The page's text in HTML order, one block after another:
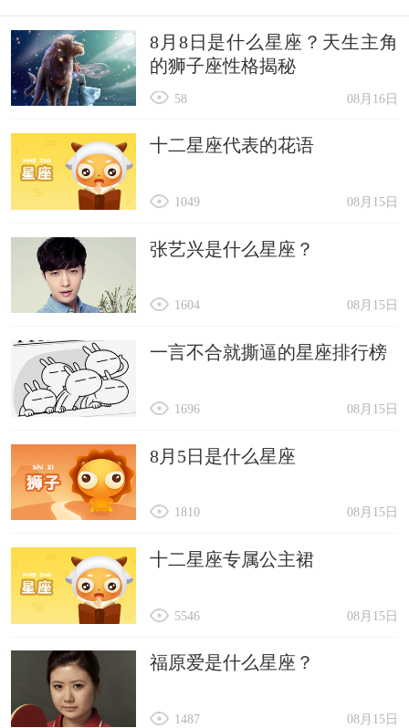
8月8日是什么星座？天生主角
的狮子座性格揭秘
08月16日
58
十二星座代表的花语
08月15日
1049
张艺兴是什么星座？
08月15日
1604
一言不合就撕逼的星座排行榜
08月15日
1696
8月5日是什么星座
08月15日
1810
十二星座专属公主裙
08月15日
5546
福原爱是什么星座？
08月15日
1487